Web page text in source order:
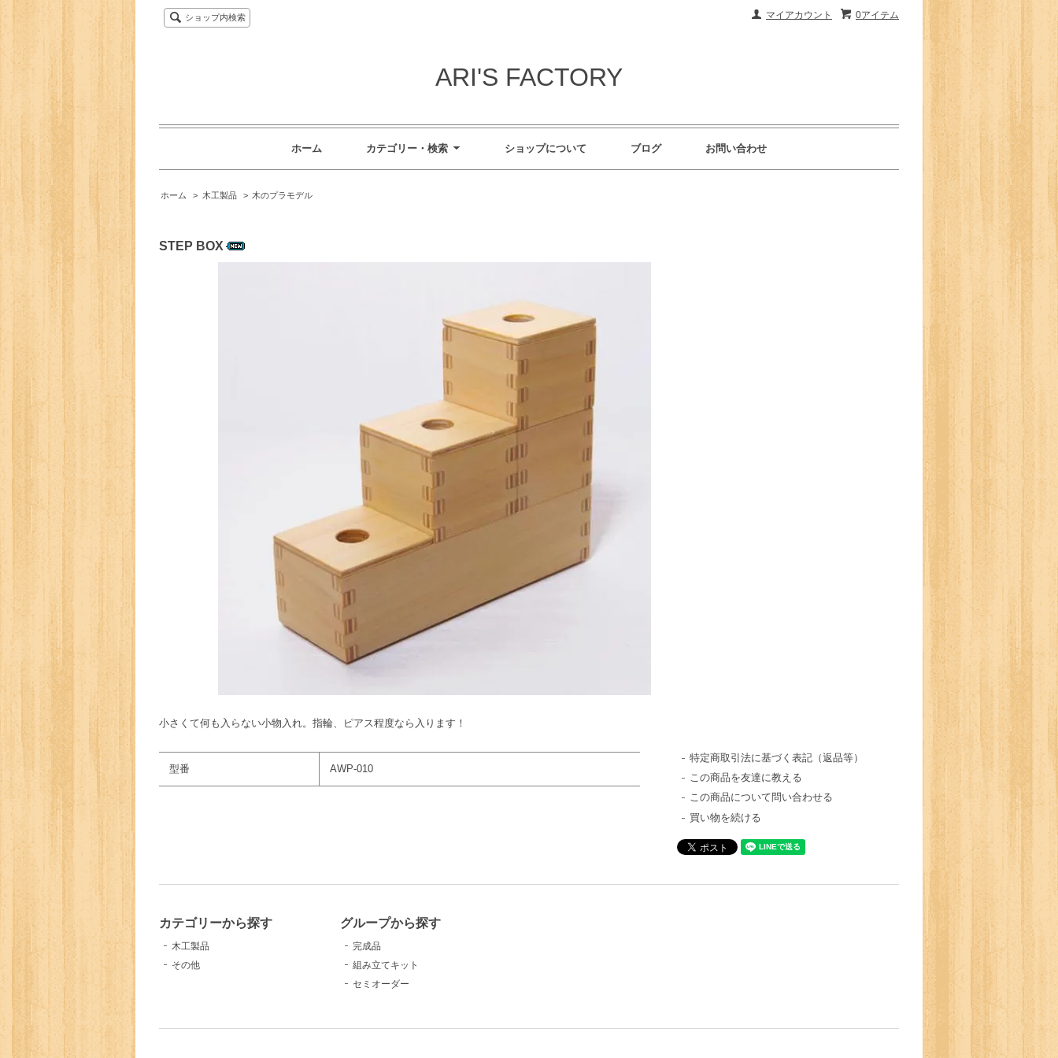
0アイテム
マイアカウント
ショップ内検索
ARI'S FACTORY
ホーム カテゴリー・検索 ショップについて ブログ お問い合わせ
ホーム > 木工製品 > 木のプラモデル
STEP BOX
小さくて何も入らない小物入れ。指輪、ピアス程度なら入ります！
型番 AWP-010
特定商取引法に基づく表記（返品等）
この商品を友達に教える
この商品について問い合わせる
買い物を続ける
カテゴリーから探す
木工製品
その他
グループから探す
完成品
組み立てキット
セミオーダー